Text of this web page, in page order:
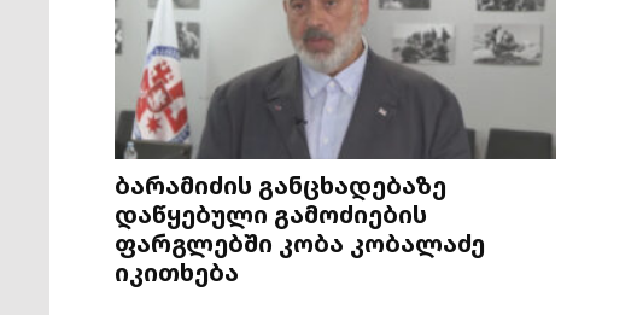
ბარამიძის განცხადებაზე
დაწყებული გამოძიების
ფარგლებში კობა კობალაძე
იკითხება